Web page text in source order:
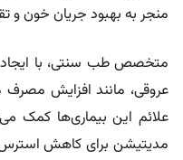
منجر به بهبود جریان خون
متخصص طب سنتی، با ایجاد
عروقی، مانند افزایش مصرف
علائم این بیماری‌ها کمک
مدیتیشن برای کاهش استرس